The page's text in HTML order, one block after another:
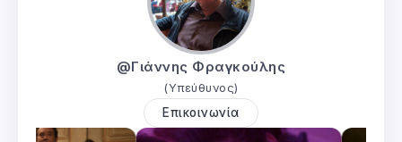
@Γιάννης Φραγκούλης
(Υπεύθυνος)
Επικοινωνία